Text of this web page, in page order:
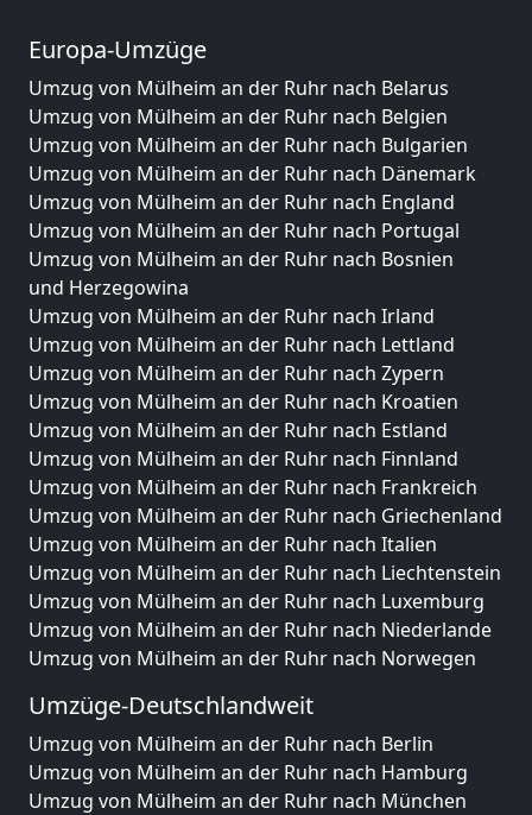
Europa-Umzüge
Umzug von Mülheim an der Ruhr nach Belarus
Umzug von Mülheim an der Ruhr nach Belgien
Umzug von Mülheim an der Ruhr nach Bulgarien
Umzug von Mülheim an der Ruhr nach Dänemark
Umzug von Mülheim an der Ruhr nach England
Umzug von Mülheim an der Ruhr nach Portugal
Umzug von Mülheim an der Ruhr nach Bosnien
und Herzegowina
Umzug von Mülheim an der Ruhr nach Irland
Umzug von Mülheim an der Ruhr nach Lettland
Umzug von Mülheim an der Ruhr nach Zypern
Umzug von Mülheim an der Ruhr nach Kroatien
Umzug von Mülheim an der Ruhr nach Estland
Umzug von Mülheim an der Ruhr nach Finnland
Umzug von Mülheim an der Ruhr nach Frankreich
Umzug von Mülheim an der Ruhr nach Griechenland
Umzug von Mülheim an der Ruhr nach Italien
Umzug von Mülheim an der Ruhr nach Liechtenstein
Umzug von Mülheim an der Ruhr nach Luxemburg
Umzug von Mülheim an der Ruhr nach Niederlande
Umzug von Mülheim an der Ruhr nach Norwegen
Umzüge-Deutschlandweit
Umzug von Mülheim an der Ruhr nach Berlin
Umzug von Mülheim an der Ruhr nach Hamburg
Umzug von Mülheim an der Ruhr nach München